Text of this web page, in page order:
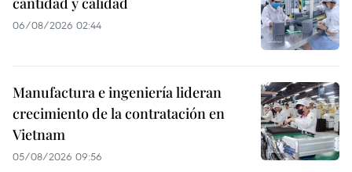
06/08/2026 02:44
Manufactura e ingeniería lideran
crecimiento de la contratación en
Vietnam
05/08/2026 09:56